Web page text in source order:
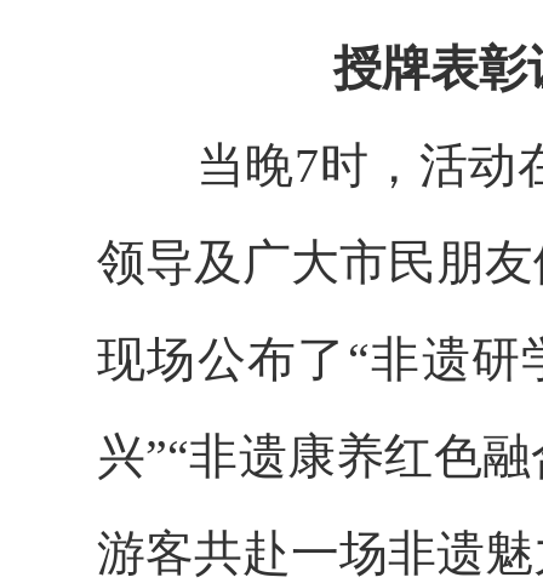
授牌表彰
当晚7时，活动
领导及广大市民朋
现场公布了“非遗研
兴”“非遗康养红色融
游客共赴一场非遗